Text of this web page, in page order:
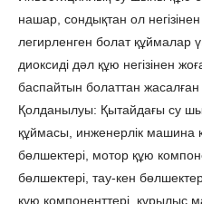
нашар, сондықтан ол
легирленген болат құймалар
диоксиді дәл құю негізінен
баспайтын болаттан
Қолданылуы: Қытайдағы су
құймасы, инженерлік
бөлшектері, мотор құю
бөлшектері, тау-кен
құю компоненттері, құрылыс